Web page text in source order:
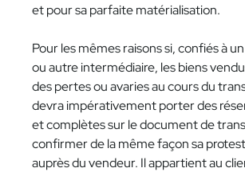
et pour sa parfaite matérialisation.
Pour les mêmes raisons si, confiés à
ou autre intermédiaire, les biens
des pertes ou avaries au cours du
devra impérativement porter des
et complètes sur le document de
confirmer de la même façon sa
auprès du vendeur. Il appartient au